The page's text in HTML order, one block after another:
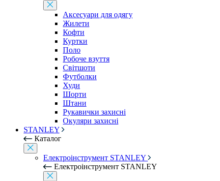
Аксесуари для одягу
Жилети
Кофти
Куртки
Поло
Робоче взуття
Світшоти
Футболки
Худи
Шорти
Штани
Рукавички захисні
Окуляри захисні
STANLEY
Каталог
Електроінструмент STANLEY
Електроінструмент STANLEY